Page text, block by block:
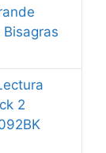
2